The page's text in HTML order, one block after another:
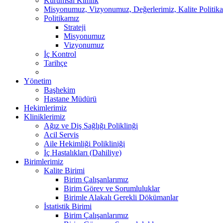
Misyonumuz, Vizyonumuz, Değerlerimiz, Kalite
Politikamız
Strateji
Misyonumuz
Vizyonumuz
İç Kontrol
Tarihçe
Yönetim
Başhekim
Hastane Müdürü
Hekimlerimiz
Kliniklerimiz
Ağız ve Diş Sağlığı Poliklinği
Acil Servis
Aile Hekimliği Polikliniği
İç Hastalıkları (Dahiliye)
Birimlerimiz
Kalite Birimi
Birim Çalışanlarımız
Birim Görev ve Sorumluluklar
Birimle Alakalı Gerekli Dökümanlar
İstatistik Birimi
Birim Çalışanlarımız